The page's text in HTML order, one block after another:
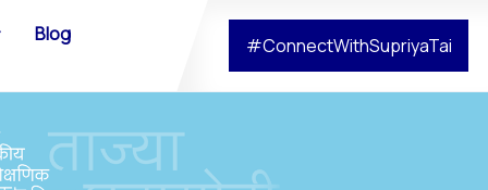
Blog
#ConnectWithSupriyaTai